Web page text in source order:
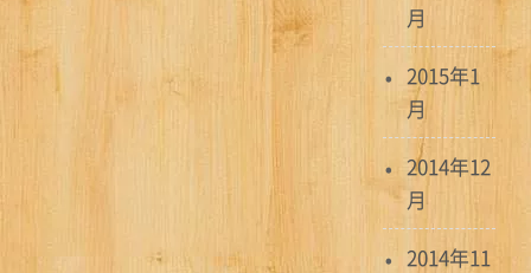
月
2015年1
月
2014年12
月
2014年11